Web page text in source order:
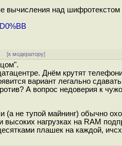
вычисления над шифротекстом
[к модератору]
Днём крутят
вариант легально
А вопрос недоверия к
(а не тупой майнинг) обычно
нагрузках на RAM
плашек на каждой,